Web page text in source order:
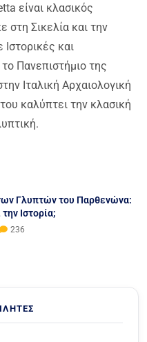
είναι κλασικός
στη Σικελία και την
και
Πανεπιστήμιο της
Ιταλική Αρχαιολογική
καλύπτει την κλασική
Γλυπτών του Παρθενώνα:
Ιστορία;
236